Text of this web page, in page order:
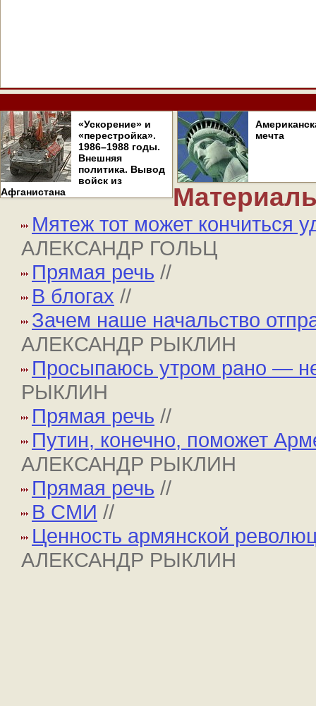
«Ускорение» и
«перестройка».
1986–1988 годы.
Внешняя
политика. Вывод
войск из
Афганистана
мечта
Мятеж тот может кончиться
АЛЕКСАНДР ГОЛЬЦ
Прямая речь //
В блогах //
Зачем наше начальство
АЛЕКСАНДР РЫКЛИН
Просыпаюсь утром рано —
РЫКЛИН
Прямая речь //
Путин, конечно, поможет
АЛЕКСАНДР РЫКЛИН
Прямая речь //
В СМИ //
Ценность армянской
АЛЕКСАНДР РЫКЛИН